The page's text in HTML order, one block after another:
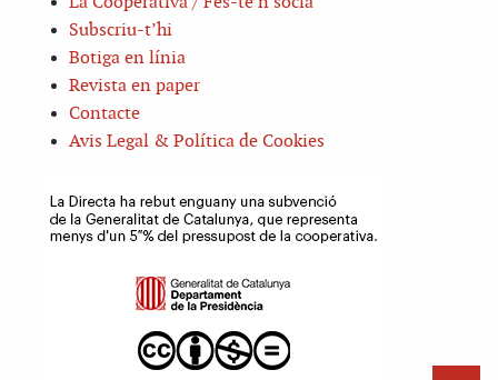
Subscriu-t’hi
Botiga en línia
Revista en paper
Contacte
Avis Legal & Política de Cookies